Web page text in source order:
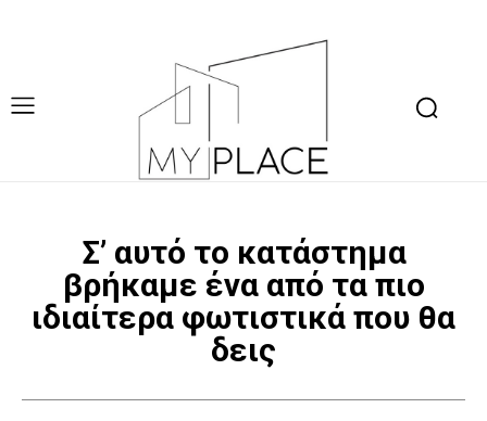
Σ’ αυτό το κατάστημα
βρήκαμε ένα από τα πιο
ιδιαίτερα φωτιστικά που θα
δεις